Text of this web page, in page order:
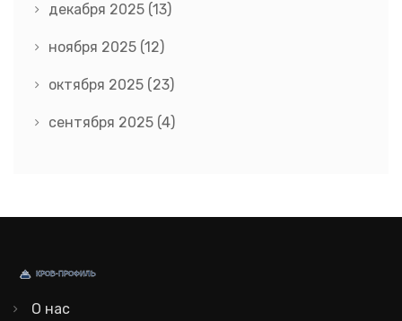
декабря 2025 (13)
ноября 2025 (12)
октября 2025 (23)
сентября 2025 (4)
О нас